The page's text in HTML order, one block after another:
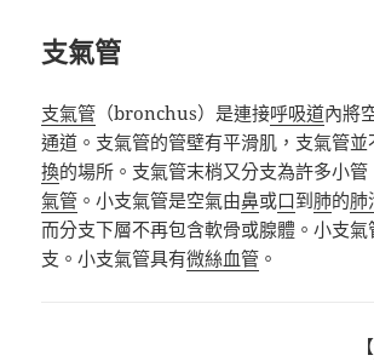
支氣管
支氣管 （bronchus）是連接呼吸道內將
通道。支氣管的管壁有平滑肌，支氣管並
換的場所。支氣管末梢又分支為許多小
氣管 。小支氣管是空氣由鼻或口到肺的肺
而分支下層不再包含軟骨或腺體。小支氣
支。小支氣管具有微絲血管 。
【